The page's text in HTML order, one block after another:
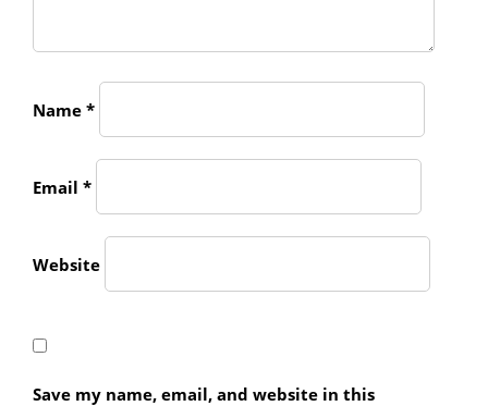
Name *
Email *
Website
Save my name, email, and website in this